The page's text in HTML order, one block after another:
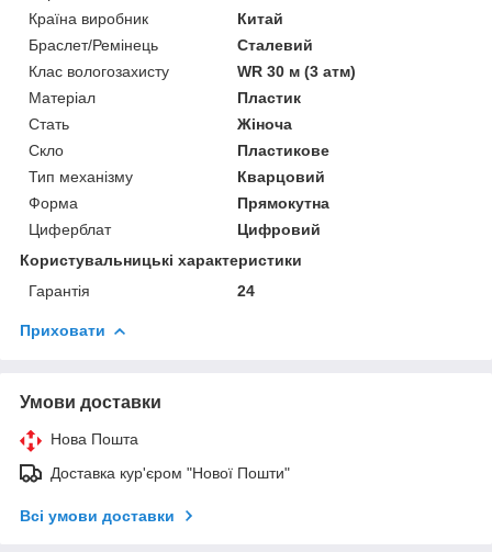
Країна виробник
Китай
Браслет/Ремінець
Сталевий
Клас вологозахисту
WR 30 м (3 атм)
Матеріал
Пластик
Стать
Жіноча
Скло
Пластикове
Тип механізму
Кварцовий
Форма
Прямокутна
Циферблат
Цифровий
Користувальницькі характеристики
Гарантія
24
Приховати
Умови доставки
Нова Пошта
Доставка кур'єром "Нової Пошти"
Всі умови доставки